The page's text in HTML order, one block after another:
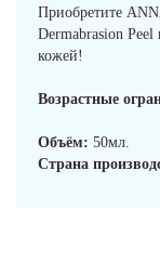
Приобретите
Dermabrasion
кожей!
Возрастные
Объём: 50мл.
Страна